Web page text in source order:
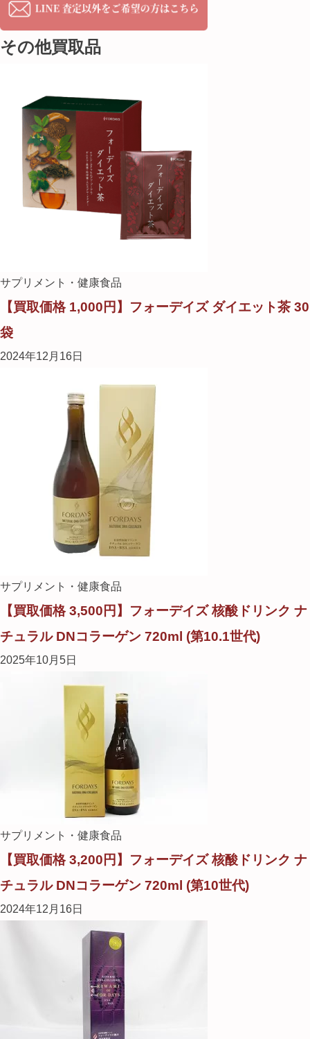
その他買取品
サプリメント・健康食品
【買取価格 1,000円】フォーデイズ ダイエット茶 30
袋
2024年12月16日
サプリメント・健康食品
【買取価格 3,500円】フォーデイズ 核酸ドリンク ナ
チュラル DNコラーゲン 720ml (第10.1世代)
2025年10月5日
サプリメント・健康食品
【買取価格 3,200円】フォーデイズ 核酸ドリンク ナ
チュラル DNコラーゲン 720ml (第10世代)
2024年12月16日